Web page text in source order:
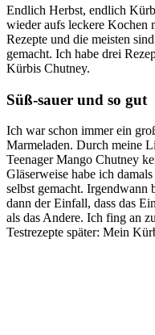
Endlich Herbst, endlich
wieder aufs leckere Kochen
Rezepte und die meisten
gemacht. Ich habe drei
Kürbis Chutney.
Süß-sauer und so gut
Ich war schon immer ein
Marmeladen. Durch meine
Teenager Mango Chutney
Gläserweise habe ich
selbst gemacht.
dann der Einfall, dass das
als das Andere. Ich fing an
Testrezepte später: Mein